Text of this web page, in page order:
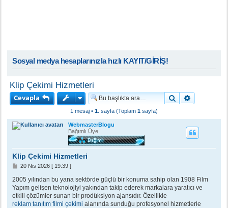
Sosyal medya hesaplarınızla hızlı KAYIT/GİRİŞ!
Klip Çekimi Hizmetleri
Cevapla
Ara
1 mesaj • 1 . sayfa (Toplam 1 sayfa)
WebmasterBlogu
Bağımlı Üye
Klip Çekimi Hizmetleri
M
s
a
j
20 Nis 2026 [ 19:39 ]
2005 yılından bu yana sektörde güçlü bir konuma sahip olan 1908 Film
Yapım gelişen teknolojiyi yakından takip ederek markalara yaratıcı ve
etkili çözümler sunan bir prodüksiyon ajansıdır. Özellikle
reklam tanıtım filmi çekimi alanında sunduğu profesyonel hizmetlerle